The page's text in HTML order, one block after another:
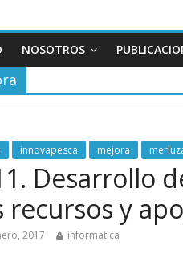
NOSOTROS
innovapesca mejora
Desarrollo
recursos y
2017 informatica